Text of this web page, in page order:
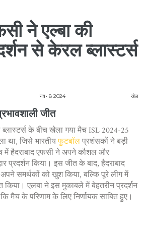
ने एल्बा की
से केरल ब्लास्टर्स
नव॰ 8 2024 खेल
जीत
के बीच खेला गया मैच ISL 2024-25
था, जिसे भारतीयफुटबॉलप्रशंसकों ने बड़ी
हैदराबाद एफसी ने अपने कौशल और
प्रदर्शन किया। इस जीत के बाद, हैदराबाद
समर्थकों को खुश किया, बल्कि पूरे लीग में
किया। एलबा ने इस मुकाबले में बेहतरीन प्रदर्शन
मैच के परिणाम के लिए निर्णायक साबित हुए।